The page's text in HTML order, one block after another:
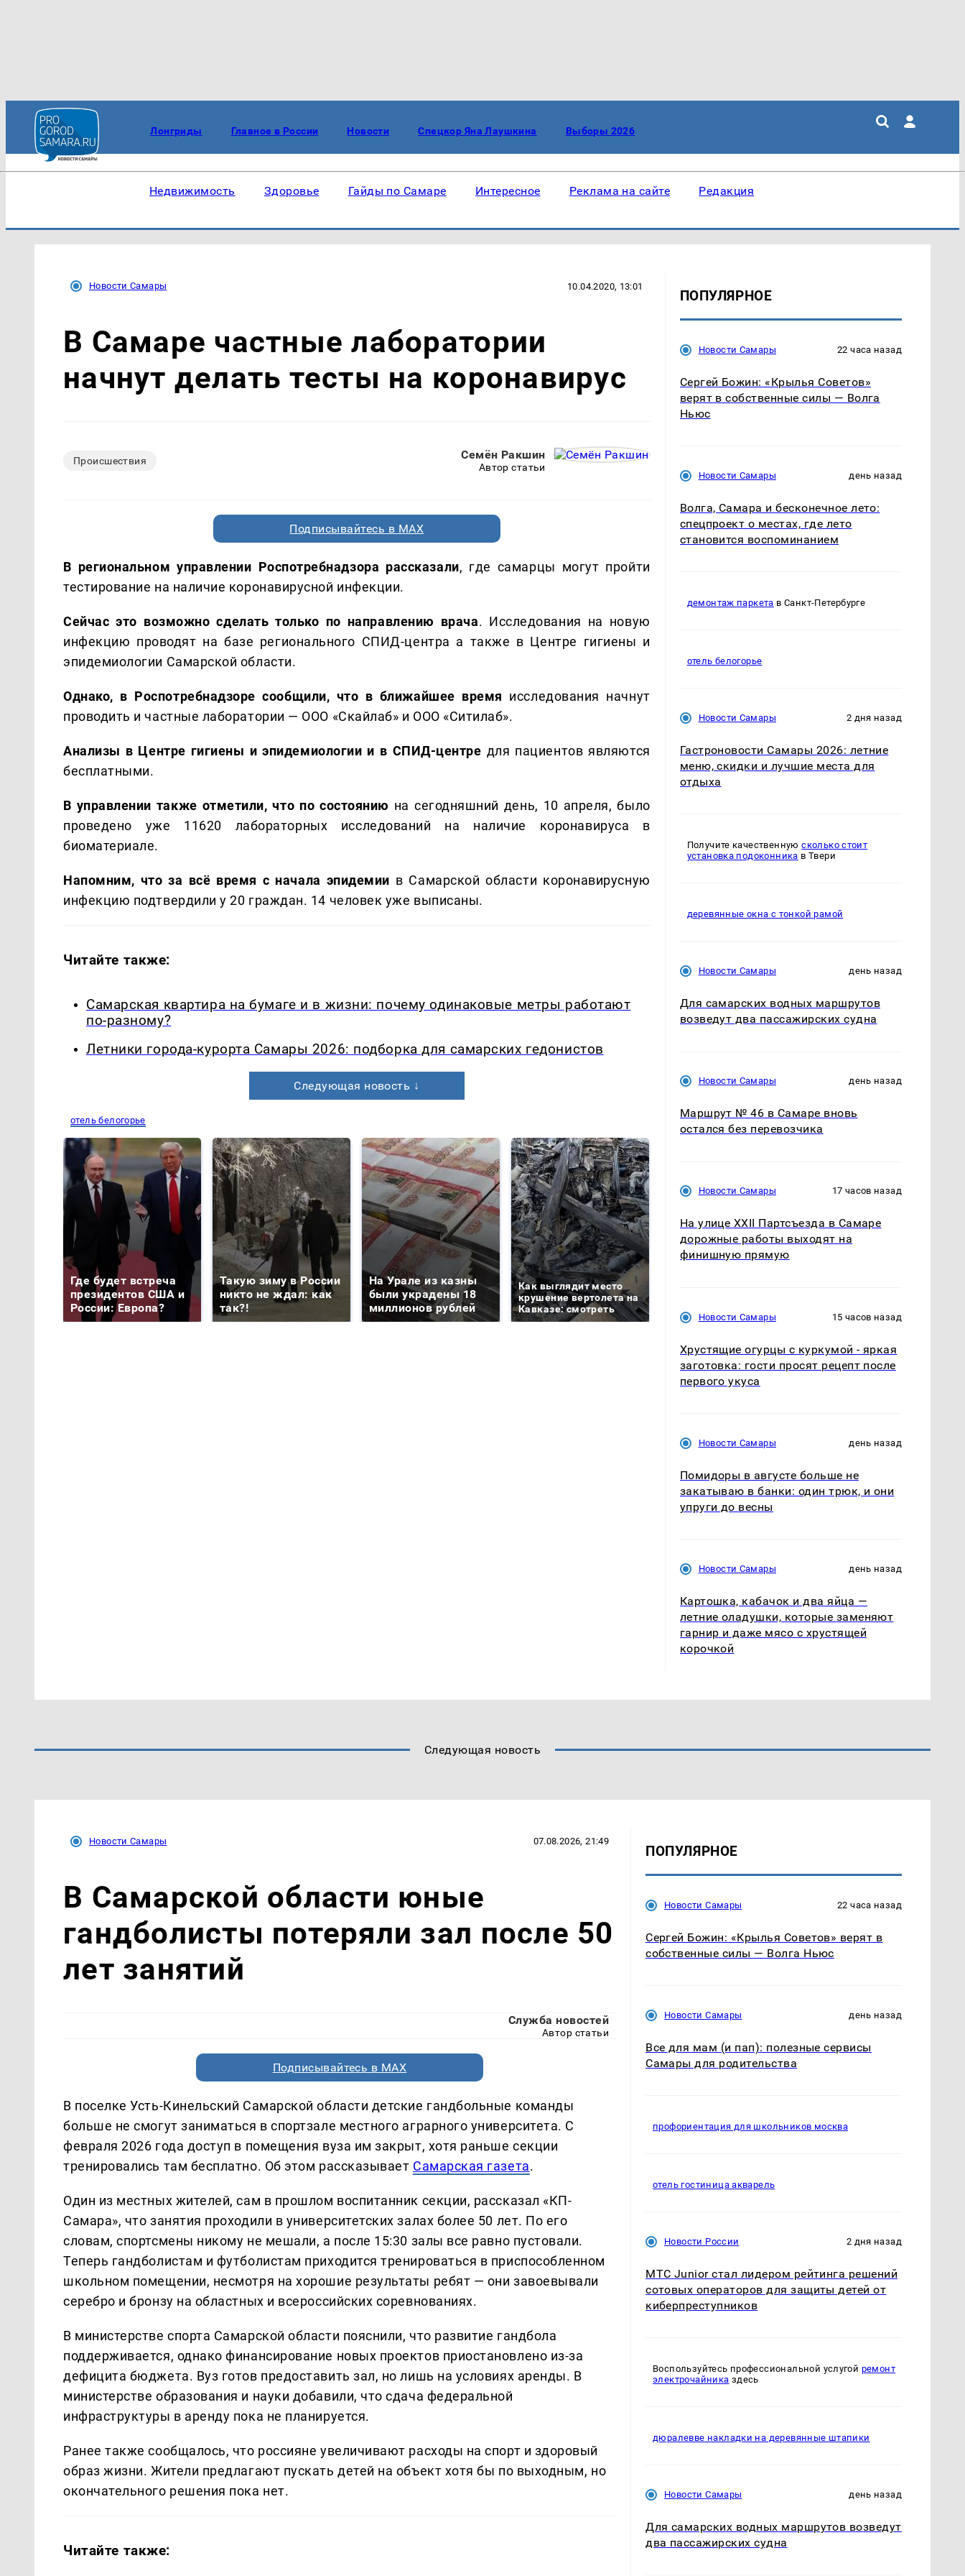
Лонгриды Главное в России Новости Спецкор Яна Лаушкина Выборы 2026
Недвижимость Здоровье Гайды по Самаре Интересное Реклама на сайте Редакция
Новости Самары 10.04.2020, 13:01
В Самаре частные лаборатории
начнут делать тесты на коронавирус
Происшествия Семён Ракшин
Автор статьи
Подписывайтесь в MAX
В региональном управлении Роспотребнадзора рассказали, где самарцы могут пройти
тестирование на наличие коронавирусной инфекции.
Сейчас это возможно сделать только по направлению врача. Исследования на новую
инфекцию проводят на базе регионального СПИД-центра а также в Центре гигиены и
эпидемиологии Самарской области.
Однако, в Роспотребнадзоре сообщили, что в ближайшее время исследования начнут
проводить и частные лаборатории — ООО «Скайлаб» и ООО «Ситилаб».
Анализы в Центре гигиены и эпидемиологии и в СПИД-центре для пациентов являются
бесплатными.
В управлении также отметили, что по состоянию на сегодняшний день, 10 апреля, было
проведено уже 11620 лабораторных исследований на наличие коронавируса в
биоматериале.
Напомним, что за всё время с начала эпидемии в Самарской области коронавирусную
инфекцию подтвердили у 20 граждан. 14 человек уже выписаны.
Читайте также:
Самарская квартира на бумаге и в жизни: почему одинаковые метры работают
по-разному?
Летники города-курорта Самары 2026: подборка для самарских гедонистов
Следующая новость ↓
отель белогорье
Где будет встреча
президентов США и
России: Европа?
Такую зиму в России
никто не ждал: как
так?!
На Урале из казны
были украдены 18
миллионов рублей
Как выглядит место
крушение вертолета на
Кавказе: смотреть
ПОПУЛЯРНОЕ
Новости Самары 22 часа назад
Сергей Божин: «Крылья Советов»
верят в собственные силы — Волга
Ньюс
Новости Самары день назад
Волга, Самара и бесконечное лето:
спецпроект о местах, где лето
становится воспоминанием
демонтаж паркета в Санкт-Петербурге
отель белогорье
Новости Самары 2 дня назад
Гастроновости Самары 2026: летние
меню, скидки и лучшие места для
отдыха
Получите качественнуюсколько стоит
установка подоконника в Твери
деревянные окна с тонкой рамой
Новости Самары день назад
Для самарских водных маршрутов
возведут два пассажирских судна
Новости Самары день назад
Маршрут № 46 в Самаре вновь
остался без перевозчика
Новости Самары 17 часов назад
На улице XXII Партсъезда в Самаре
дорожные работы выходят на
финишную прямую
Новости Самары 15 часов назад
Хрустящие огурцы с куркумой - яркая
заготовка: гости просят рецепт после
первого укуса
Новости Самары день назад
Помидоры в августе больше не
закатываю в банки: один трюк, и они
упруги до весны
Новости Самары день назад
Картошка, кабачок и два яйца —
летние оладушки, которые заменяют
гарнир и даже мясо с хрустящей
корочкой
Следующая новость
Новости Самары 07.08.2026, 21:49
В Самарской области юные
гандболисты потеряли зал после 50
лет занятий
Служба новостей
Автор статьи
Подписывайтесь в MAX
В поселке Усть-Кинельский Самарской области детские гандбольные команды
больше не смогут заниматься в спортзале местного аграрного университета. С
февраля 2026 года доступ в помещения вуза им закрыт, хотя раньше секции
тренировались там бесплатно. Об этом рассказывает Самарская газета.
Один из местных жителей, сам в прошлом воспитанник секции, рассказал «КП-
Самара», что занятия проходили в университетских залах более 50 лет. По его
словам, спортсмены никому не мешали, а после 15:30 залы все равно пустовали.
Теперь гандболистам и футболистам приходится тренироваться в приспособленном
школьном помещении, несмотря на хорошие результаты ребят — они завоевывали
серебро и бронзу на областных и всероссийских соревнованиях.
В министерстве спорта Самарской области пояснили, что развитие гандбола
поддерживается, однако финансирование новых проектов приостановлено из-за
дефицита бюджета. Вуз готов предоставить зал, но лишь на условиях аренды. В
министерстве образования и науки добавили, что сдача федеральной
инфраструктуры в аренду пока не планируется.
Ранее также сообщалось, что россияне увеличивают расходы на спорт и здоровый
образ жизни. Жители предлагают пускать детей на объект хотя бы по выходным, но
окончательного решения пока нет.
Читайте также:
ПОПУЛЯРНОЕ
Новости Самары 22 часа назад
Сергей Божин: «Крылья Советов» верят в
собственные силы — Волга Ньюс
Новости Самары день назад
Все для мам (и пап): полезные сервисы
Самары для родительства
профориентация для школьников москва
отель гостиница акварель
Новости России 2 дня назад
МТС Junior стал лидером рейтинга решений
сотовых операторов для защиты детей от
киберпреступников
Воспользуйтесь профессиональной услугой ремонт
электрочайника здесь
дюралевве накладки на деревянные штапики
Новости Самары день назад
Для самарских водных маршрутов возведут
два пассажирских судна